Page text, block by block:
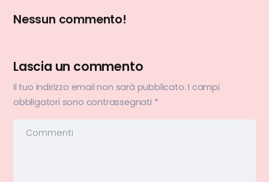
Nessun commento!
Lascia un commento
Il tuo indirizzo email non sarà pubblicato. I campi
obbligatori sono contrassegnati *